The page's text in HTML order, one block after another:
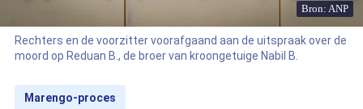
Bron: ANP
Rechters en de voorzitter voorafgaand aan de uitspraak over de
moord op Reduan B., de broer van kroongetuige Nabil B.
Marengo-proces